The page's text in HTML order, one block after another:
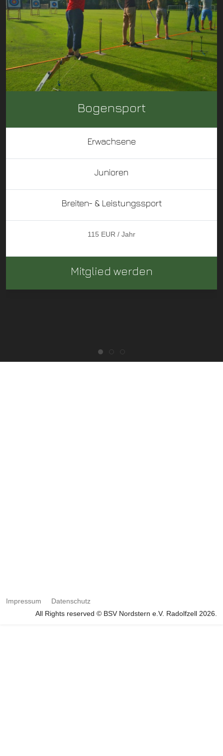
Bogensport
Erwachsene
Junioren
Breiten- & Leistungssport
115 EUR / Jahr
Mitglied werden
Impressum
Datenschutz
All Rights reserved © BSV Nordstern e.V. Radolfzell 2026.